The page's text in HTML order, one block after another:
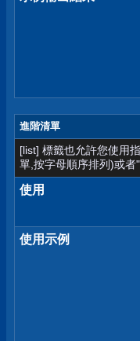
進階清單
[list] 標籤也允許您使用
單,按字母順序排列)或
使用
使用示例